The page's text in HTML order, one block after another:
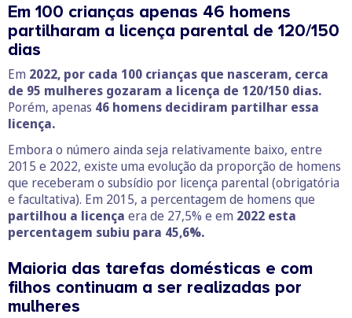
Em 100 crianças apenas 46 homens
partilharam a licença parental de 120/150
dias
Em 2022, por cada 100 crianças que nasceram, cerca
de 95 mulheres gozaram a licença de 120/150 dias.
Porém, apenas 46 homens decidiram partilhar essa
licença.
Embora o número ainda seja relativamente baixo, entre
2015 e 2022, existe uma evolução da proporção de homens
que receberam o subsídio por licença parental (obrigatória
e facultativa). Em 2015, a percentagem de homens que
partilhou a licença era de 27,5% e em 2022 esta
percentagem subiu para 45,6%.
Maioria das tarefas domésticas e com
filhos continuam a ser realizadas por
mulheres